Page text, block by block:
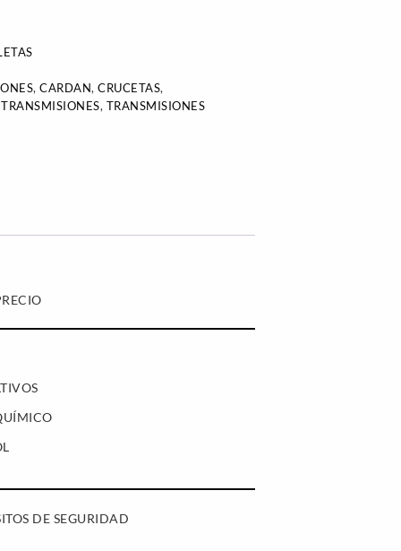
,CARDAN,CRUCETAS,
TRANSMISIONES, TRANSMISIONES
DE SEGURIDAD